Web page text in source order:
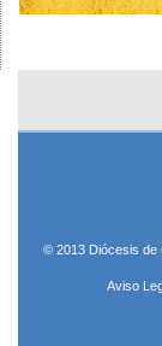
© 2013 Diócesis de
Aviso